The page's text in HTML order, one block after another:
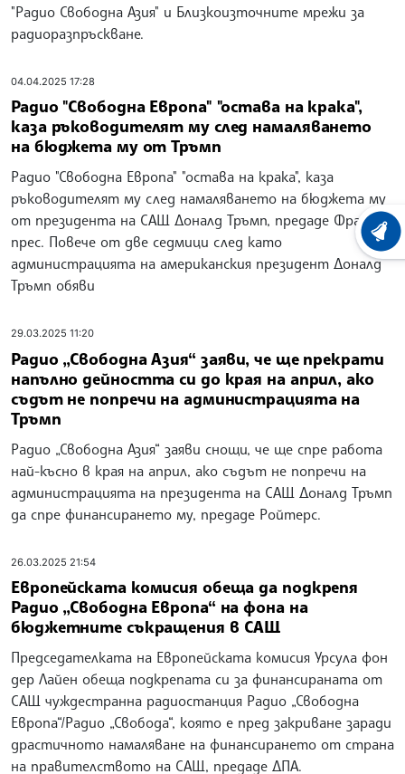
"Радио Свободна Азия" и Близкоизточните мрежи за
радиоразпръскване.
04.04.2025 17:28
Радио "Свободна Европа" "остава на крака",
каза ръководителят му след намаляването
на бюджета му от Тръмп
Радио "Свободна Европа" "остава на крака", каза
ръководителят му след намаляването на бюджета му
от президента на САЩ Доналд Тръмп, предаде Франс
прес. Повече от две седмици след като
администрацията на американския президент Доналд
Тръмп обяви
29.03.2025 11:20
Радио „Свободна Азия“ заяви, че ще прекрати
напълно дейността си до края на април, ако
съдът не попречи на администрацията на
Тръмп
Радио „Свободна Азия“ заяви снощи, че ще спре работа
най-късно в края на април, ако съдът не попречи на
администрацията на президента на САЩ Доналд Тръмп
да спре финансирането му, предаде Ройтерс.
26.03.2025 21:54
Европейската комисия обеща да подкрепя
Радио „Свободна Европа“ на фона на
бюджетните съкращения в САЩ
Председателката на Европейската комисия Урсула фон
дер Лайен обеща подкрепата си за финансираната от
САЩ чуждестранна радиостанция Радио „Свободна
Европа“/Радио „Свобода“, която е пред закриване заради
драстичното намаляване на финансирането от страна
на правителството на САЩ, предаде ДПА.